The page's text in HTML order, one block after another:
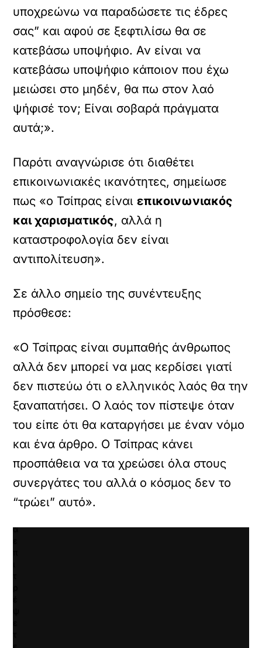
υποχρεώνω να παραδώσετε τις έδρες
σας” και αφού σε ξεφτιλίσω θα σε
κατεβάσω υποψήφιο. Αν είναι να
κατεβάσω υποψήφιο κάποιον που έχω
μειώσει στο μηδέν, θα πω στον λαό
ψήφισέ τον; Είναι σοβαρά πράγματα
αυτά;».
Παρότι αναγνώρισε ότι διαθέτει
επικοινωνιακές ικανότητες, σημείωσε
πως «ο Τσίπρας είναιεπικοινωνιακός
και χαρισματικός, αλλά η
καταστροφολογία δεν είναι
αντιπολίτευση».
Σε άλλο σημείο της συνέντευξης
πρόσθεσε:
«Ο Τσίπρας είναι συμπαθής άνθρωπος
αλλά δεν μπορεί να μας κερδίσει γιατί
δεν πιστεύω ότι ο ελληνικός λαός θα την
ξαναπατήσει. Ο λαός τον πίστεψε όταν
του είπε ότι θα καταργήσει με έναν νόμο
και ένα άρθρο. Ο Τσίπρας κάνει
προσπάθεια να τα χρεώσει όλα στους
συνεργάτες του αλλά ο κόσμος δεν το
“τρώει” αυτό».
X /
ά
ν
τ
ε
λ
κ
γ
α
α